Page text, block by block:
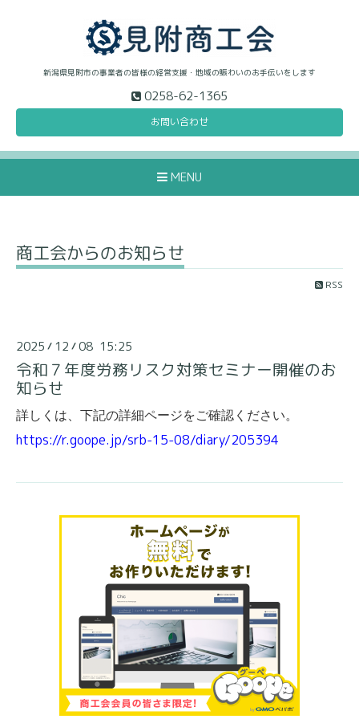
新潟県見附市の事業者の皆様の経営支援・地域の賑わいのお手伝いをします
0258-62-1365
お問い合わせ
MENU
商工会からのお知らせ
RSS
2025 / 12 /08 15:25
令和７年度労務リスク対策セミナー開催のお
知らせ
詳しくは、下記の詳細ページをご確認ください。
https://r.goope.jp/srb-15-08/diary/205394